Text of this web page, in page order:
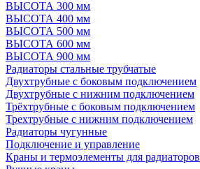
ВЫСОТА 300 мм
ВЫСОТА 400 мм
ВЫСОТА 500 мм
ВЫСОТА 600 мм
ВЫСОТА 900 мм
Радиаторы стальные трубчатые
Двухтрубные с боковым подключением
Двухтрубные с нижним подключением
Трёхтрубные с боковым подключением
Трехтрубные с нижним подключением
Радиаторы чугунные
Подключение и управление
Краны и термоэлементы для радиаторов